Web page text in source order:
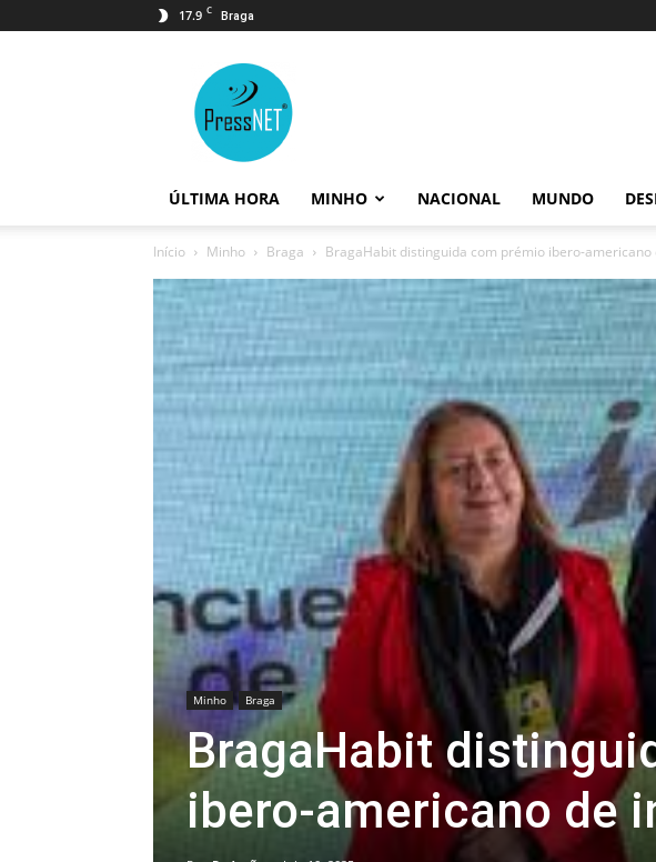
17.9 C Braga
ÚLTIMA HORA MINHO NACIONAL MUNDO
Início Minho Braga BragaHabit distinguida com prémio ibero-americano
Minho Braga
BragaHabit
ibero-americano de